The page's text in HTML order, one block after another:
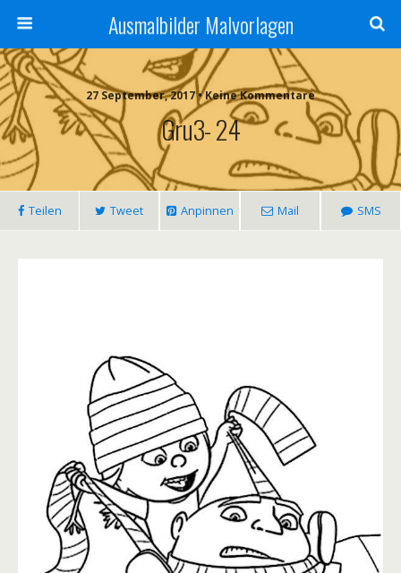
Ausmalbilder Malvorlagen
27 September, 2017 • Keine Kommentare
Gru3- 24
Teilen Tweet Anpinnen Mail SMS